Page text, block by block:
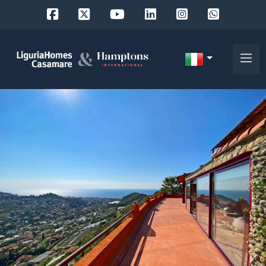
Chi
siamo
I
nostri
Provincia
Comune